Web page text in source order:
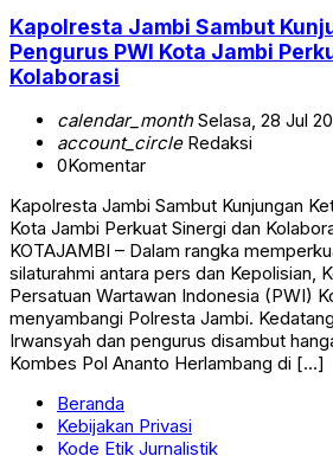
Kapolresta Jambi Sambut
Pengurus PWI Kota Jambi
Kolaborasi
calendar_monthSelasa, 28 Jul
account_circleRedaksi
0Komentar
Kapolresta Jambi Sambut Kunjungan
Kota Jambi Perkuat Sinergi dan
KOTAJAMBI – Dalam rangka
silaturahmi antara pers dan Kepolisian,
Persatuan Wartawan Indonesia (PWI)
menyambangi Polresta Jambi.
Irwansyah dan pengurus disambut
Kombes Pol Ananto Herlambang di […]
Beranda
Kebijakan Privasi
Kode Etik Jurnalistik